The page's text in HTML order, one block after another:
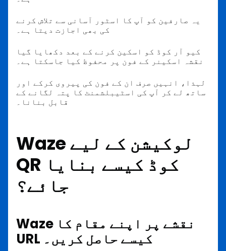
یہ صارفین کو آپ کا اسٹور آسانی سے تلاش کرنے
کی بھی اجازت دیتا ہے۔
کیو آر کوڈ کو اسکین کرنے کے بعد دکھایا گیا
نقشہ اسکینر کے فون پر محفوظ کیا جاسکتا ہے۔
لہذا، انہیں صرف ان کے فون کی پیروی کرکے اور
ساتھ لے کر آپ کی اسٹیبلشمنٹ کا پتہ لگانے کے
قابل بنانا۔
Waze لوکیشن کے لیے
QR کوڈ کیسے بنایا
جائے؟
Waze نقشے پر اپنے مقام کا
URL کیسے حاصل کریں۔